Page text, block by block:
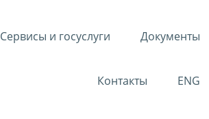
Сервисы и госуслуги Документы
Контакты ENG